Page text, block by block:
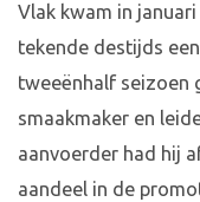
Vlak kwam in januari
tekende destijds
tweeënhalf seizoen
smaakmaker en
aanvoerder had hij
aandeel in de